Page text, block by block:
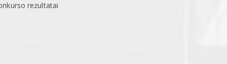
rezultatai